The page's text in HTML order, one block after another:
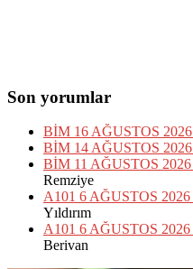
Son yorumlar
BİM 16 AĞUSTOS
BİM 14 AĞUSTOS
BİM 11 AĞUSTOS
Remziye
A101 6 AĞUSTOS
Yıldırım
A101 6 AĞUSTOS
Berivan